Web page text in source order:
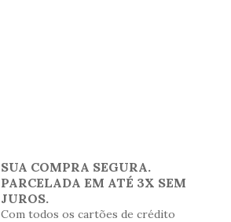
SUA COMPRA SEGURA.
PARCELADA EM ATÉ 3X SEM
JUROS.
Com todos os cartões de crédito